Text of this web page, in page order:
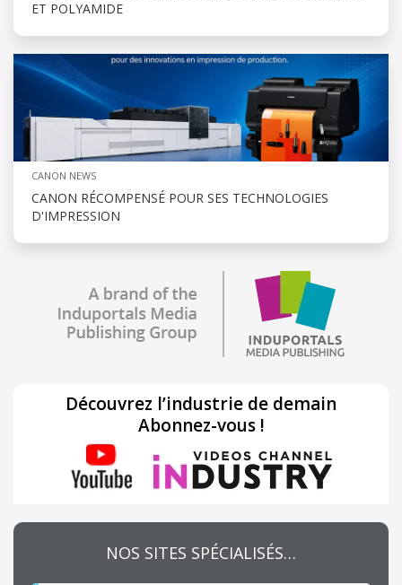
ET POLYAMIDE
CANON NEWS
CANON RÉCOMPENSÉ POUR SES TECHNOLOGIES
D'IMPRESSION
Découvrez l’industrie de demain
Abonnez-vous !
NOS SITES SPÉCIALISÉS…